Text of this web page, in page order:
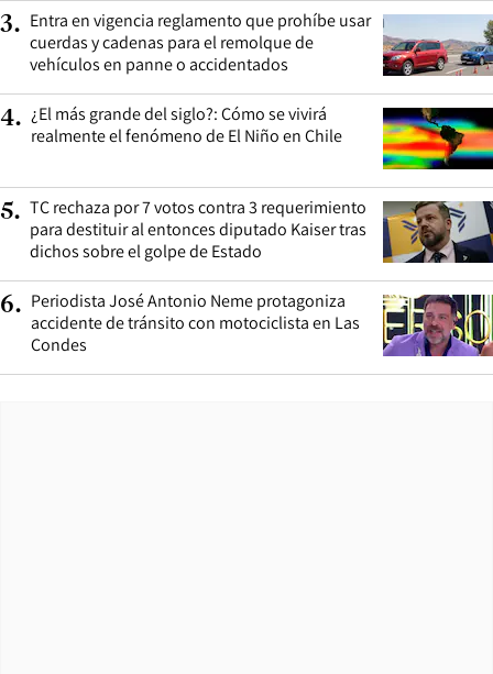
3. Entra en vigencia reglamento que prohíbe usar
cuerdas y cadenas para el remolque de
vehículos en panne o accidentados
4. ¿El más grande del siglo?: Cómo se vivirá
realmente el fenómeno de El Niño en Chile
5. TC rechaza por 7 votos contra 3 requerimiento
para destituir al entonces diputado Kaiser tras
dichos sobre el golpe de Estado
6. Periodista José Antonio Neme protagoniza
accidente de tránsito con motociclista en Las
Condes